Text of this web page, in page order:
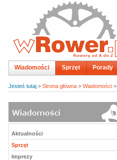
Wiadomości Sprzęt Porady
Jesteś tutaj > Strona główna > Wiadomości >
Aktualności
Sprzęt
Imprezy